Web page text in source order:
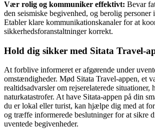
Vær rolig og kommuniker effektivt: Bevar
den seismiske begivenhed, og berolig
Etabler klare kommunikationskanaler for at
sikkerhedsforanstaltninger korrekt.
Hold dig sikker med Sitata Travel-
At forblive informeret er afgørende under
omstændigheder. Mød Sitata Travel-appen, et
realtidsadvarsler om rejserelaterede situationer,
naturkatastrofer. At have Sitata-appen på din
du er lokal eller turist, kan hjælpe dig med at
og træffe informerede beslutninger for at sikre
uventede begivenheder.